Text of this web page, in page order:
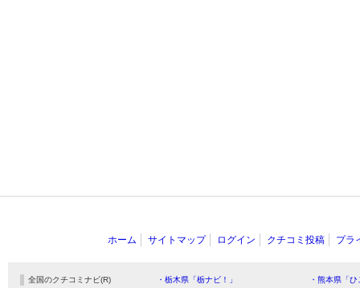
ホーム サイトマップ ログイン クチコミ投稿 プラ
全国のクチコミナビ(R) ・栃木県「栃ナビ！」 ・熊本県「